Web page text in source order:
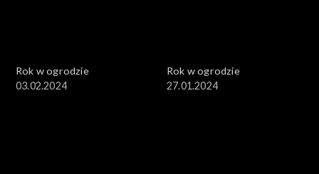
Rok w ogrodzie
03.02.2024
Rok w ogrodzie
27.01.2024